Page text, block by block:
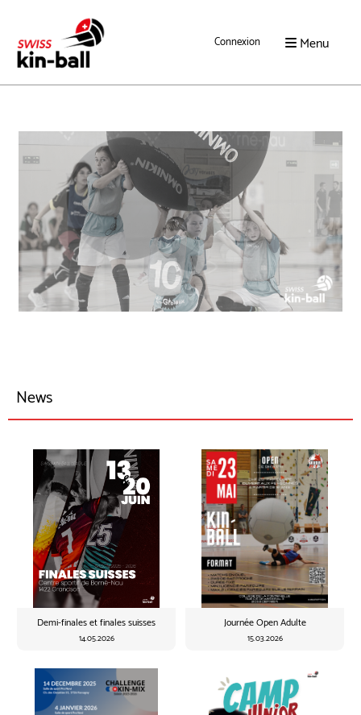
Connexion Menu
News
Demi-finales et finales suisses
14.05.2026
Journée Open Adulte
15.03.2026